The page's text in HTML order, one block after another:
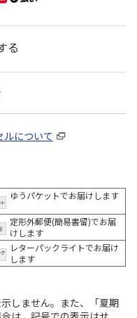
る
ルについて
ゆうパケットでお届けします
定形外郵便(簡易書留)でお届
けします
レターパックライトでお届け
します
しません。また、「夏期